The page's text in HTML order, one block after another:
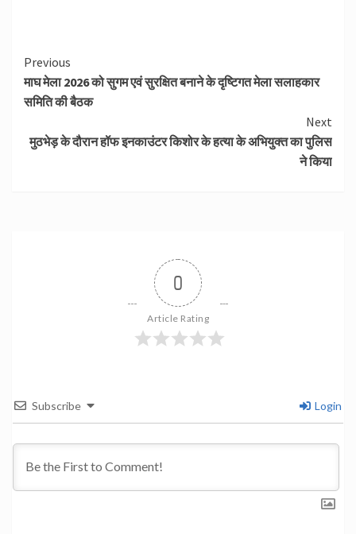
Continue
Reading
Previous
माघ मेला 2026 को सुगम एवं सुरक्षित बनाने के दृष्टिगत मेला सलाहकार
समिति की बैठक
Next
मुठभेड़ के दौरान हॉफ इनकाउंटर किशोर के हत्या के अभियुक्त का पुलिस
ने किया
0
Article Rating
Subscribe Login